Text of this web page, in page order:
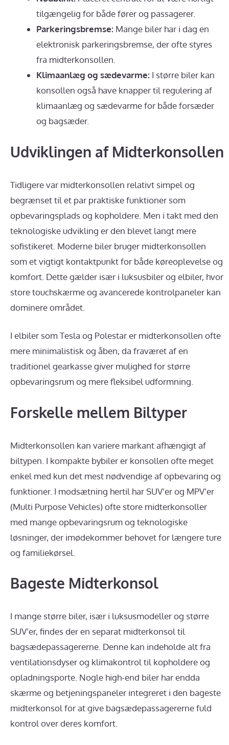
tilgængelig for både fører og passagerer.
Parkeringsbremse: Mange biler har i dag en
elektronisk parkeringsbremse, der ofte styres
fra midterkonsollen.
Klimaanlæg og sædevarme: I større biler kan
konsollen også have knapper til regulering af
klimaanlæg og sædevarme for både forsæder
og bagsæder.
Udviklingen af Midterkonsollen
Tidligere var midterkonsollen relativt simpel og
begrænset til et par praktiske funktioner som
opbevaringsplads og kopholdere. Men i takt med den
teknologiske udvikling er den blevet langt mere
sofistikeret. Moderne biler bruger midterkonsollen
som et vigtigt kontaktpunkt for både køreoplevelse og
komfort. Dette gælder især i luksusbiler og elbiler, hvor
store touchskærme og avancerede kontrolpaneler kan
dominere området.
I elbiler som Tesla og Polestar er midterkonsollen ofte
mere minimalistisk og åben, da fraværet af en
traditionel gearkasse giver mulighed for større
opbevaringsrum og mere fleksibel udformning.
Forskelle mellem Biltyper
Midterkonsollen kan variere markant afhængigt af
biltypen. I kompakte bybiler er konsollen ofte meget
enkel med kun det mest nødvendige af opbevaring og
funktioner. I modsætning hertil har SUV’er og MPV’er
(Multi Purpose Vehicles) ofte store midterkonsoller
med mange opbevaringsrum og teknologiske
løsninger, der imødekommer behovet for længere ture
og familiekørsel.
Bageste Midterkonsol
I mange større biler, især i luksusmodeller og større
SUV’er, findes der en separat midterkonsol til
bagsædepassagererne. Denne kan indeholde alt fra
ventilationsdyser og klimakontrol til kopholdere og
opladningsporte. Nogle high-end biler har endda
skærme og betjeningspaneler integreret i den bageste
midterkonsol for at give bagsædepassagererne fuld
kontrol over deres komfort.